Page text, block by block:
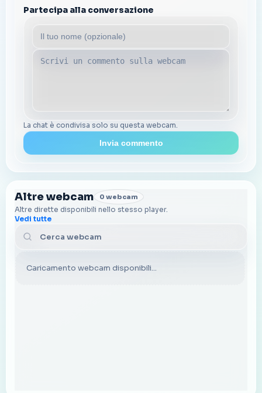
Partecipa alla conversazione
La chat è condivisa solo su questa webcam.
Invia commento
Altre webcam 0 webcam
Altre dirette disponibili nello stesso player.
Vedi tutte
Caricamento webcam disponibili...